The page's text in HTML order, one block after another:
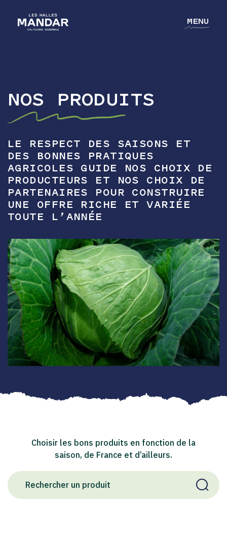
MENU
NOTRE GROUPE
NOS MÉTIERS
NOS CULTURES
L'ACADÉMIE
CONTACT
NOS PRODUITS
LE RESPECT DES SAISONS ET
DES BONNES PRATIQUES
AGRICOLES GUIDE NOS CHOIX DE
PRODUCTEURS ET NOS CHOIX DE
PARTENAIRES POUR CONSTRUIRE
UNE OFFRE RICHE ET VARIÉE
TOUTE L’ANNÉE
Choisir les bons produits en fonction de la
saison, de France et d’ailleurs.